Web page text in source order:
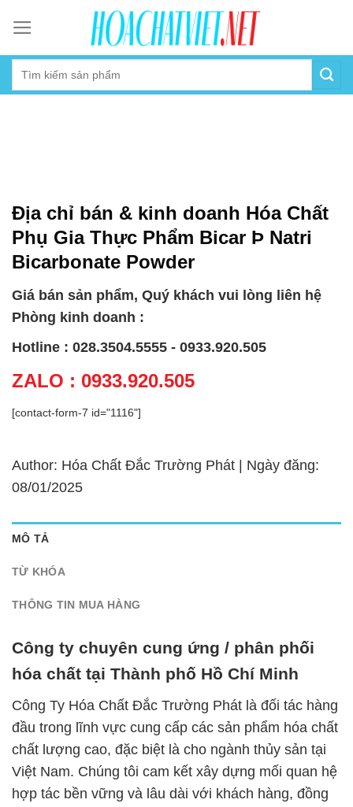
content
Địa chỉ bán & kinh doanh Hóa Chất
Phụ Gia Thực Phẩm Bicar Þ Natri
Bicarbonate Powder
Giá bán sản phẩm, Quý khách vui lòng liên hệ
Phòng kinh doanh :
Hotline : 028.3504.5555 - 0933.920.505
ZALO : 0933.920.505
[contact-form-7 id="1116"]
Author: Hóa Chất Đắc Trường Phát | Ngày đăng:
08/01/2025
MÔ TẢ
TỪ KHÓA
THÔNG TIN MUA HÀNG
Công ty chuyên cung ứng / phân phối
hóa chất tại Thành phố Hồ Chí Minh
Công Ty Hóa Chất Đắc Trường Phát là đối tác hàng
đầu trong lĩnh vực cung cấp các sản phẩm hóa chất
chất lượng cao, đặc biệt là cho ngành thủy sản tại
Việt Nam. Chúng tôi cam kết xây dựng mối quan hệ
hợp tác bền vững và lâu dài với khách hàng, đồng